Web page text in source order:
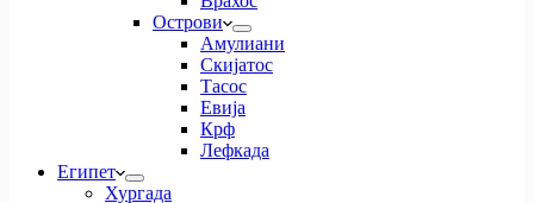
Острови
Амулиани
Скијатос
Тасос
Евија
Крф
Лефкада
Египет
Хургада